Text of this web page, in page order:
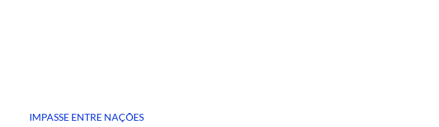
IMPASSE ENTRE NAÇÕES